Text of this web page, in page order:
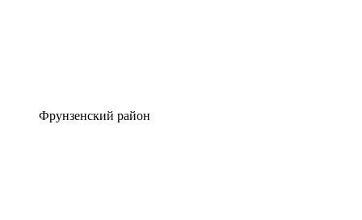
Фрунзенский район